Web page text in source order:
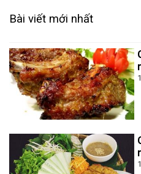
Bài viết mới nhất